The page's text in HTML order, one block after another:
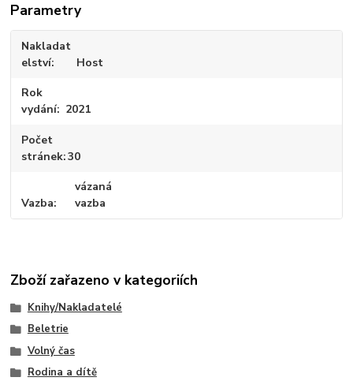
Parametry
Nakladat
elství
Host
Rok
vydání
2021
Počet
stránek 30
Vazba
vázaná
vazba
Zboží zařazeno v kategoriích
Knihy/Nakladatelé
Beletrie
Volný čas
Rodina a dítě